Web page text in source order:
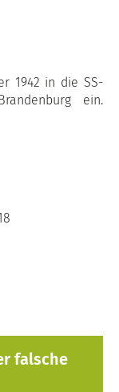
1942 in die SS-
ein.
falsche